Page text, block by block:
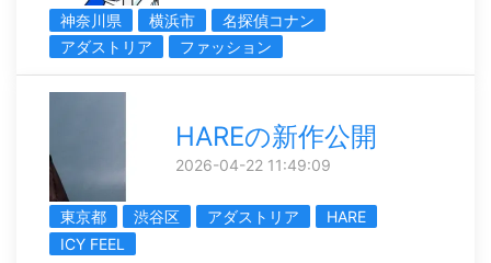
神奈川県 横浜市
名探偵コナン
アダストリア
ファッション
HAREの新作公開
2026-04-22 11:49:09
東京都 渋谷区 アダストリア
HARE
ICY FEEL